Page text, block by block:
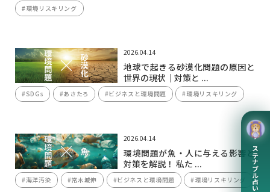
#環境リスキリング
2026.04.14
地球で起きる砂漠化問題の原因と
世界の現状｜対策と ...
#SDGs #あさたろ #ビジネスと環境問題 #環境リスキリング
2026.04.14
環境問題が魚・人に与える影響と
対策を解説！ 私た ...
#海洋汚染 #常木城伸 #ビジネスと環境問題 #環境リスキリング サステナブル占い